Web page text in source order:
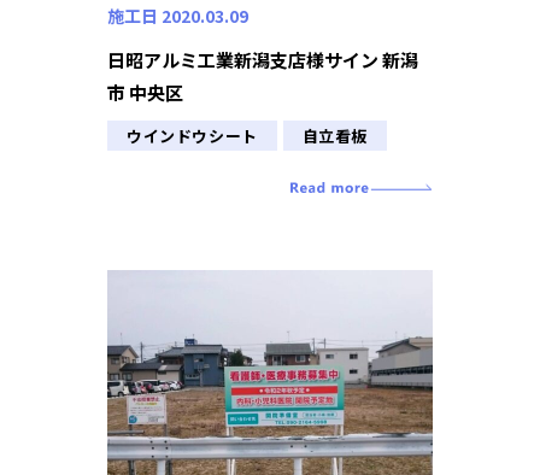
施工日 2020.03.09
日昭アルミ工業新潟支店様サイン 新潟
市 中央区
ウインドウシート 自立看板